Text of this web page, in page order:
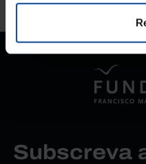
Subscreva